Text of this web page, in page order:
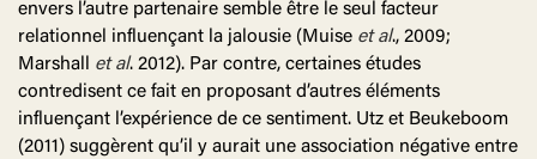
envers l’autre partenaire semble être le seul facteur
relationnel influençant la jalousie (Muise et al., 2009;
Marshall et al. 2012). Par contre, certaines études
contredisent ce fait en proposant d’autres éléments
influençant l’expérience de ce sentiment. Utz et Beukeboom
(2011) suggèrent qu’il y aurait une association négative entre